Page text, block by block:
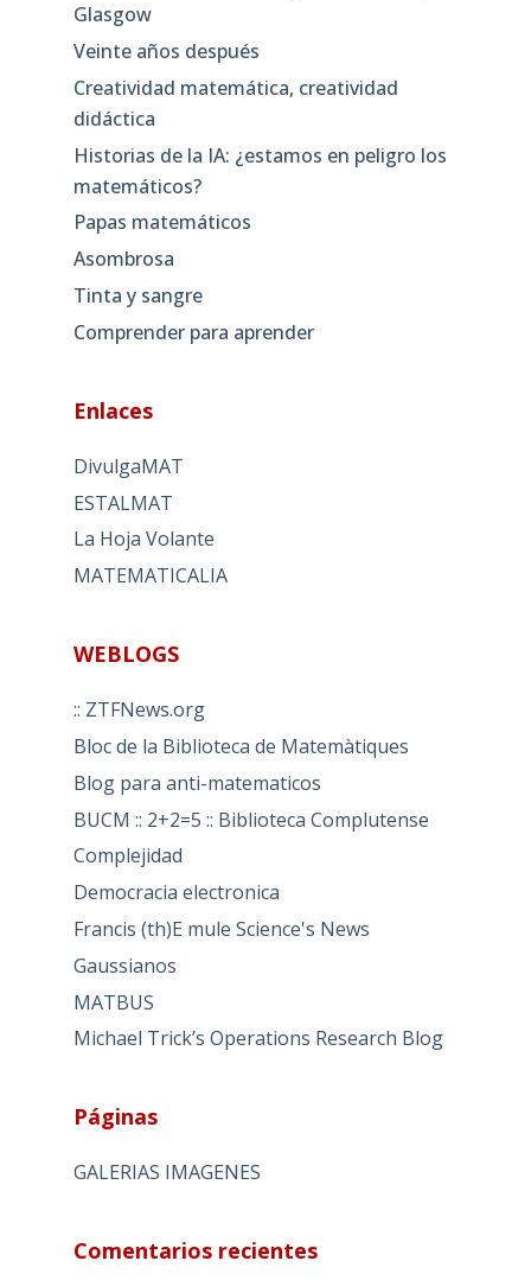
Glasgow
Veinte años después
Creatividad matemática, creatividad
didáctica
Historias de la IA: ¿estamos en peligro los
matemáticos?
Papas matemáticos
Asombrosa
Tinta y sangre
Comprender para aprender
Enlaces
DivulgaMAT
ESTALMAT
La Hoja Volante
MATEMATICALIA
WEBLOGS
:: ZTFNews.org
Bloc de la Biblioteca de Matemàtiques
Blog para anti-matematicos
BUCM :: 2+2=5 :: Biblioteca Complutense
Complejidad
Democracia electronica
Francis (th)E mule Science's News
Gaussianos
MATBUS
Michael Trick’s Operations Research Blog
Páginas
GALERIAS IMAGENES
Comentarios recientes